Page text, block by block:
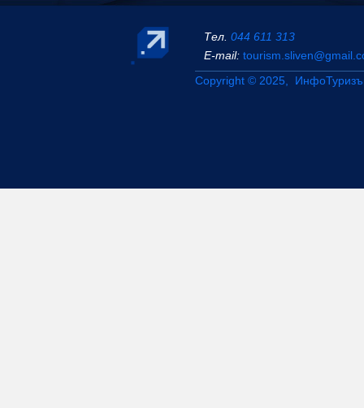
Тел. 044 611 313
Е-mail:
Copyright © 2025,